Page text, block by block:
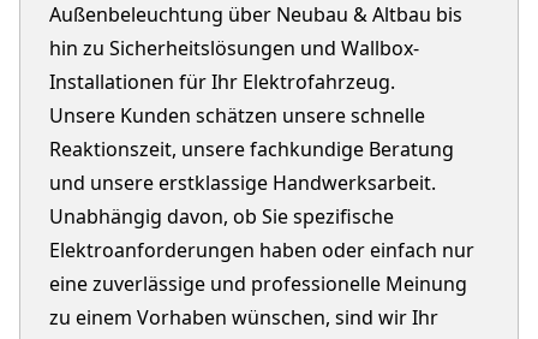
Außenbeleuchtung über Neubau & Altbau bis
hin zu Sicherheitslösungen und Wallbox-
Installationen für Ihr Elektrofahrzeug.
Unsere Kunden schätzen unsere schnelle
Reaktionszeit, unsere fachkundige Beratung
und unsere erstklassige Handwerksarbeit.
Unabhängig davon, ob Sie spezifische
Elektroanforderungen haben oder einfach nur
eine zuverlässige und professionelle Meinung
zu einem Vorhaben wünschen, sind wir Ihr